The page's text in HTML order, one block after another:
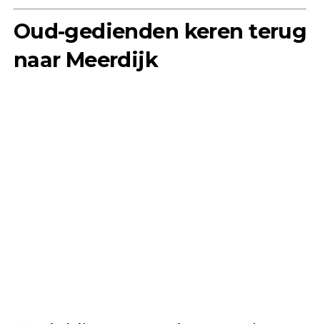
Oud-gedienden keren terug
naar Meerdijk